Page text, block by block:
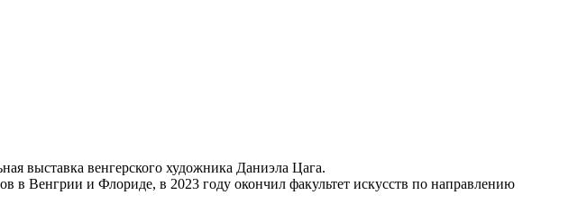
выставка венгерского художника Даниэла Цага.
Венгрии и Флориде, в 2023 году окончил факультет искусств по направлению